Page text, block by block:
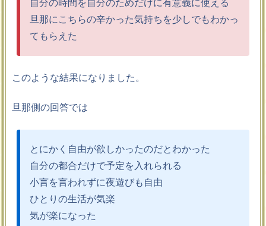
自分の時間を自分のためだけに有意義に使える
旦那にこちらの辛かった気持ちを少しでもわかっ
てもらえた
このような結果になりました。
旦那側の回答では
とにかく自由が欲しかったのだとわかった
自分の都合だけで予定を入れられる
小言を言われずに夜遊びも自由
ひとりの生活が気楽
気が楽になった